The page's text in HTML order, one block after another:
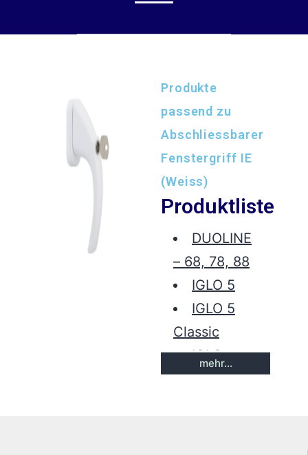
Produkte
passend zu
Abschliessbarer
Fenstergriff IE
(Weiss)
Produktliste
DUOLINE
– 68, 78, 88
IGLO 5
IGLO 5
Classic
IGLO
Energy
mehr...